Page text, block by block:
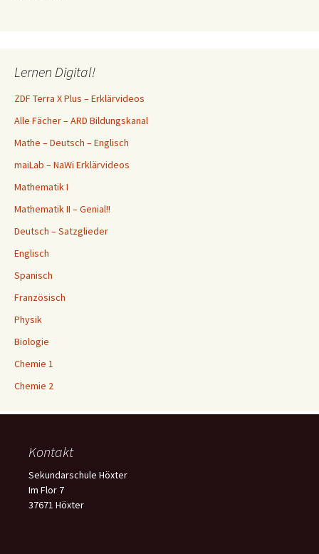
Ferien….
23. Juli 2026
Lernen Digital!
ZDF Terra X Plus – Erklärvideos
Alle Fächer – ARD Bildungskanal
Mathe – Deutsch – Englisch
maiLab – NaWi Erklärvideos
Mathematik I
Mathematik II – Genial!!
Deutsch – Satzglieder
Englisch
Spanisch
Französisch
Physik
Biologie
Chemie 1
Chemie 2
Kontakt
Sekundarschule Höxter
Im Flor 7
37671 Höxter